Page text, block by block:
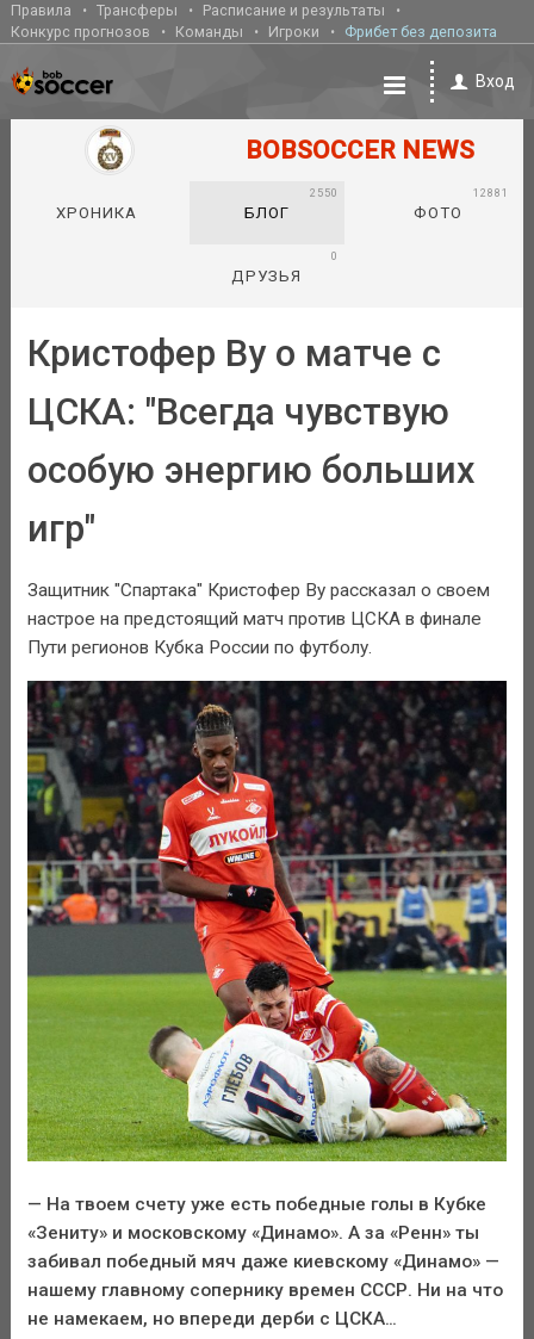
Правила Трансферы
Расписание и результаты
Конкурс прогнозов
Команды Игроки Фрибет без депозита
Вход
BOBSOCCER NEWS
ХРОНИКА БЛОГ
2550
ФОТО
12881
ДРУЗЬЯ
0
Кристофер Ву о матче с
ЦСКА: "Всегда чувствую
особую энергию больших
игр"
Защитник "Спартака" Кристофер Ву рассказал о своем
настрое на предстоящий матч против ЦСКА в финале
Пути регионов Кубка России по футболу.
— На твоем счету уже есть победные голы в Кубке
«Зениту» и московскому «Динамо». А за «Ренн» ты
забивал победный мяч даже киевскому «Динамо» —
нашему главному сопернику времен СССР. Ни на что
не намекаем, но впереди дерби с ЦСКА…